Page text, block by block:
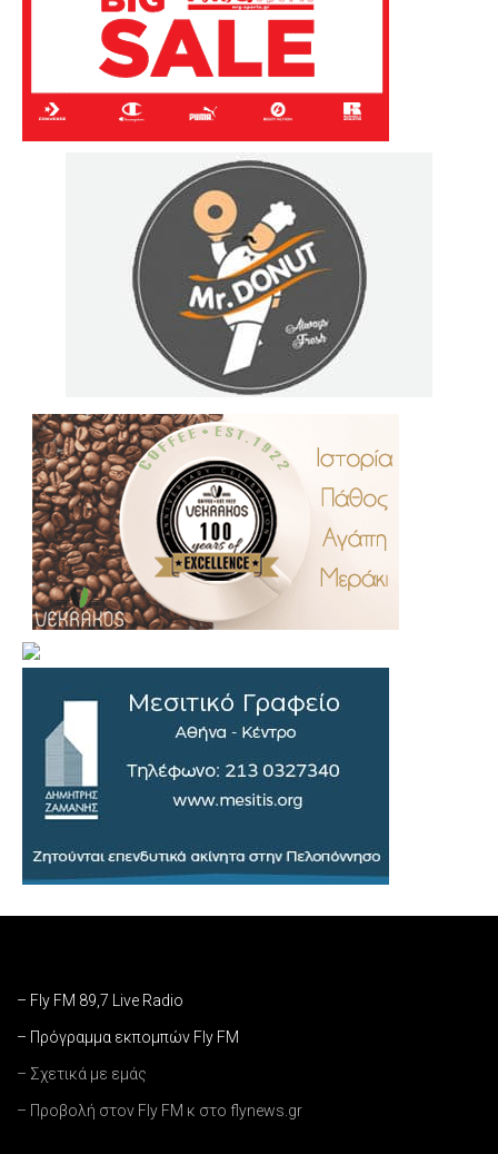
– Fly FM 89,7 Live Radio
– Πρόγραμμα εκπομπών Fly FM
– Σχετικά με εμάς
– Προβολή στον Fly FM κ στο flynews.gr